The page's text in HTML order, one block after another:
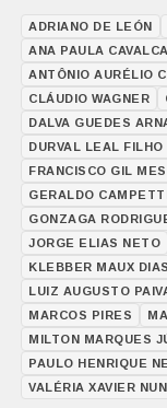
ADRIANO DE LEÓN
ANA PAULA
ANTÔNIO AURÉLIO
CLÁUDIO WAGNER
DALVA GUEDES
DURVAL LEAL FILHO
FRANCISCO GIL
GERALDO
GONZAGA
JORGE ELIAS NETO
KLEBBER MAUX DIAS
LUIZ AUGUSTO
MARCOS PIRES
MILTON MARQUES
PAULO HENRIQUE
VALÉRIA XAVIER